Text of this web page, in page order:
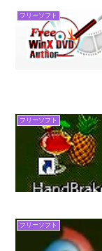
フリーソフト
フリーソフト
フリーソフト